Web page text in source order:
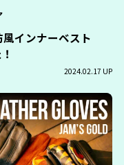
風インナーベスト
2024.02.17 UP